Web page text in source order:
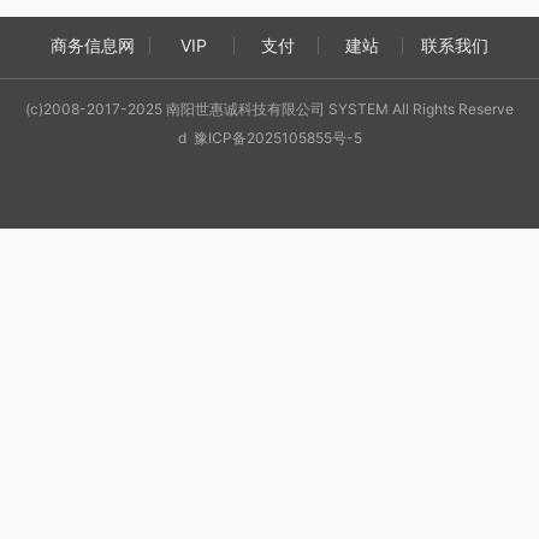
商务信息网 VIP 支付 建站 联系我们
(c)2008-2017-2025 南阳世惠诚科技有限公司 SYSTEM All Rights Reserve
d 豫ICP备2025105855号-5